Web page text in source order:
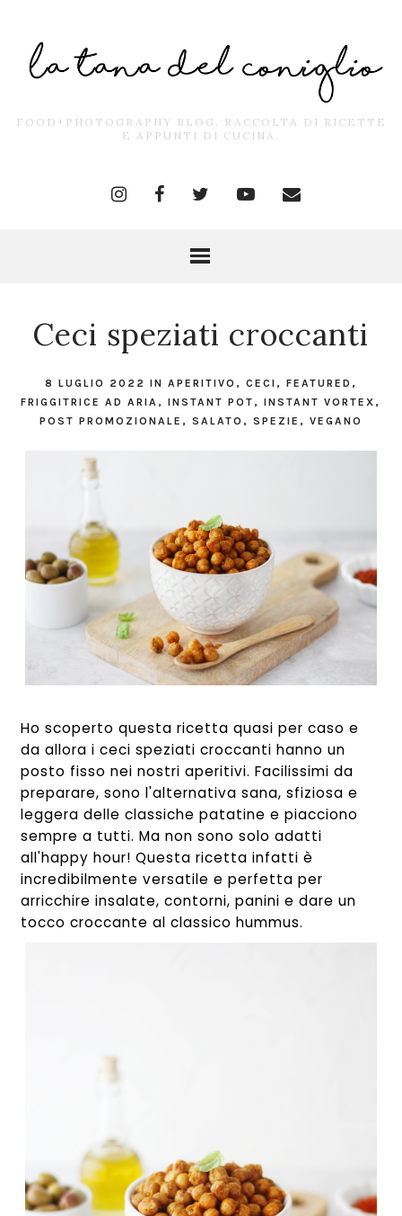
FOOD+PHOTOGRAPHY BLOG. RACCOLTA DI RICETTE
E APPUNTI DI CUCINA.
Ceci speziati croccanti
8 LUGLIO 2022 IN APERITIVO , CECI , FEATURED ,
FRIGGITRICE AD ARIA ,INSTANT POT ,INSTANT VORTEX ,
POST PROMOZIONALE , SALATO , SPEZIE , VEGANO
Ho scoperto questa ricetta quasi per caso e
da allora i ceci speziati croccanti hanno un
posto fisso nei nostri aperitivi. Facilissimi da
preparare, sono l'alternativa sana, sfiziosa e
leggera delle classiche patatine e piacciono
sempre a tutti. Ma non sono solo adatti
all'happy hour! Questa ricetta infatti è
incredibilmente versatile e perfetta per
arricchire insalate, contorni, panini e dare un
tocco croccante al classico hummus.